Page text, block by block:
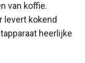
van koffie.
levert kokend
heerlijke